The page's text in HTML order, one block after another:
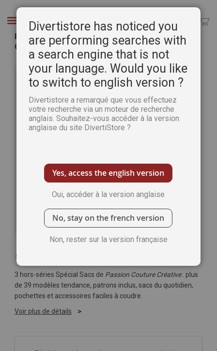
Chercher
Pack hors-séries Sacs - Passion Couture
Créative
galerie
d’images
Soyez le premier à commenter ce produit
3 hors-séries Spécial Sacs de Passion Couture Créative: plus
de 39 modèles tendance, patrons inclus, sacs du quotidien,
pochettes et accessoires faciles à coudre.
Voir plus de détails
Divertistore has noticed you
are performing searches with
a search engine that is not
your language. Would you like
to switch to english version ?
Divertistore a remarqué que vous effectuez
votre recherche via un moteur de recherche
anglais. Souhaitez-vous accéder à la version
anglaise du site DivertiStore ?
Yes, access the english version
Oui, accéder à la version anglaise
No, stay on the french version
Non, rester sur la version française